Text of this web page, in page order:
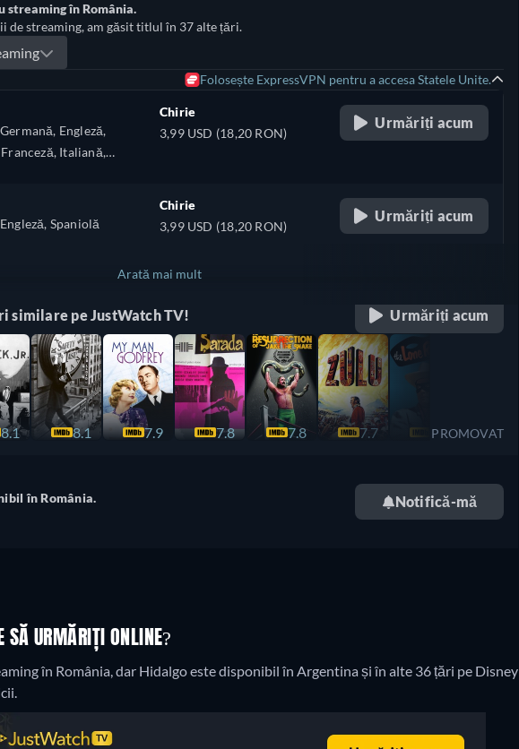
streaming în România.
de streaming, am găsit titlul în 37 alte țări.
Folosește ExpressVPN pentru a accesa Statele Unite.
Engleză,
Italiană,
Chirie
3,99 USD (18,20 RON)
Urmăriți acum
Spaniolă
Chirie
3,99 USD (18,20 RON)
Urmăriți acum
Arată mai mult
similare pe JustWatch TV! Urmăriți acum
8.1 8.1 7.9 7.8 7.8 7.7 7.7 7.7
PROMOVAT
în România. Notifică-mă
SĂ URMĂRIȚI ONLINE?
în România, dar Hidalgo este disponibil în Argentina și în alte 36 țări pe Disney